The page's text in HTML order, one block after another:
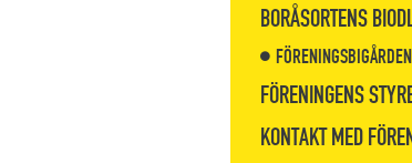
BORÅSORTENS
FÖRENINGENS
KONTAKT MED